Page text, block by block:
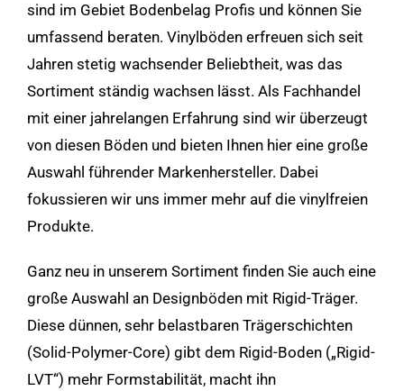
sind im Gebiet Bodenbelag Profis und können Sie
umfassend beraten. Vinylböden erfreuen sich seit
Jahren stetig wachsender Beliebtheit, was das
Sortiment ständig wachsen lässt. Als Fachhandel
mit einer jahrelangen Erfahrung sind wir überzeugt
von diesen Böden und bieten Ihnen hier eine große
Auswahl führender Markenhersteller. Dabei
fokussieren wir uns immer mehr auf die vinylfreien
Produkte.
Ganz neu in unserem Sortiment finden Sie auch eine
große Auswahl an Designböden mit Rigid-Träger.
Diese dünnen, sehr belastbaren Trägerschichten
(Solid-Polymer-Core) gibt dem Rigid-Boden („Rigid-
LVT“) mehr Formstabilität, macht ihn